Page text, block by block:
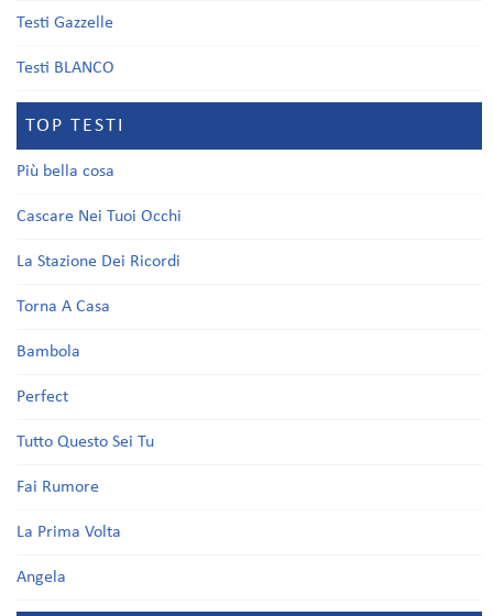
Testi Gazzelle
Testi BLANCO
TOP TESTI
Più bella cosa
Cascare Nei Tuoi Occhi
La Stazione Dei Ricordi
Torna A Casa
Bambola
Perfect
Tutto Questo Sei Tu
Fai Rumore
La Prima Volta
Angela